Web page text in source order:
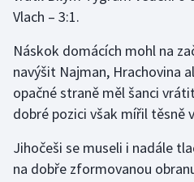
Ostatní
Vlach – 3:1.
Náskok domácích mohl na
navýšit Najman, Hrachovina
opačné straně měl šanci
dobré pozici však mířil těsně
Jihočeši se museli i nadále
na dobře zformovanou